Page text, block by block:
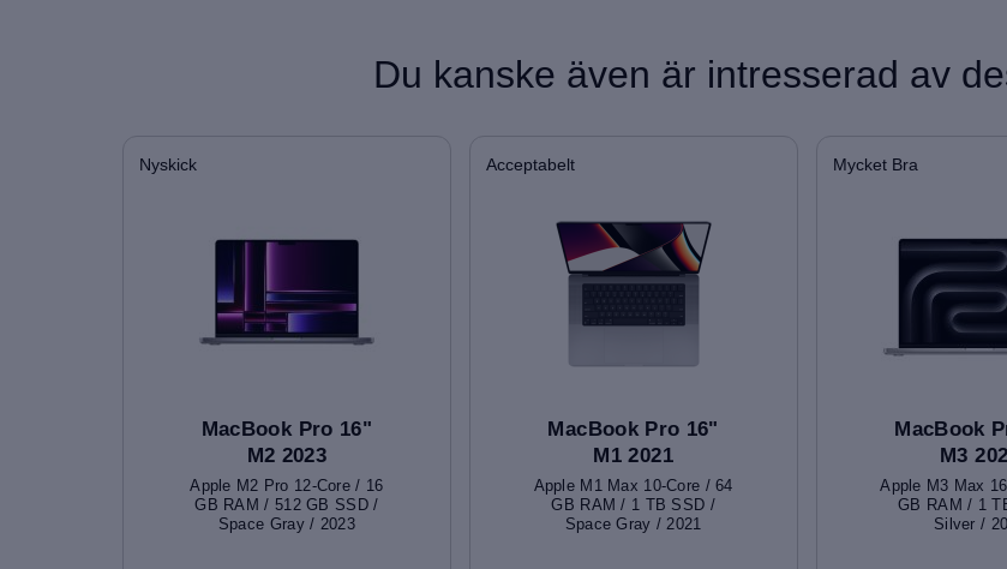
Du kanske även är intresserad av
Nyskick
MacBook Pro 16"
M2 2023
Apple M2 Pro 12-Core / 16
GB RAM / 512 GB SSD /
Space Gray / 2023
Acceptabelt
MacBook Pro 16"
M1 2021
Apple M1 Max 10-Core / 64
GB RAM / 1 TB SSD /
Space Gray / 2021
Mycket Bra
MacBook
M3
Apple M3 Max
GB RAM / 1
Silver /